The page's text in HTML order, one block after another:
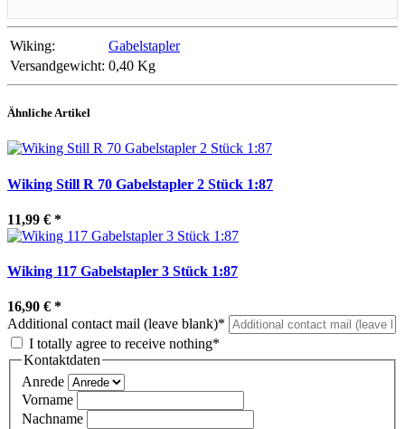
Wiking:
Gabelstapler
Versandgewicht: 0,40 Kg
Ähnliche Artikel
Wiking Still R 70 Gabelstapler 2 Stück 1:87
11,99 € *
Wiking 117 Gabelstapler 3 Stück 1:87
16,90 € *
Additional contact mail (leave blank)*
I totally agree to receive nothing*
Kontaktdaten
Anrede
Vorname
Nachname